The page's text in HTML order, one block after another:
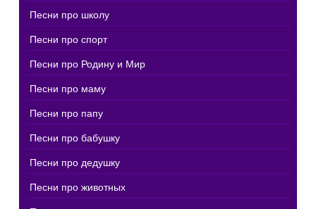
Песни про школу
Песни про спорт
Песни про Родину и Мир
Песни про маму
Песни про папу
Песни про бабушку
Песни про дедушку
Песни про животных